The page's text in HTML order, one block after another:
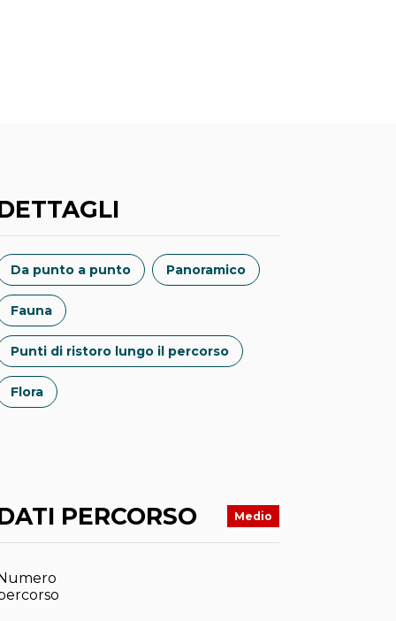
Da punto a punto Panoramico
Fauna
Punti di ristoro lungo il percorso
Flora
PERCORSO Medio
Numero